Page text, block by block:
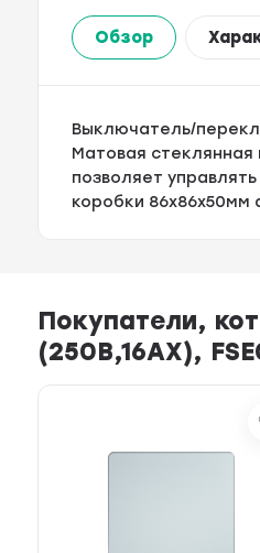
Обзор
Выключатель/
Матовая
позволяет
коробки 86х86х50мм
Покупатели,
(250В,16АХ),